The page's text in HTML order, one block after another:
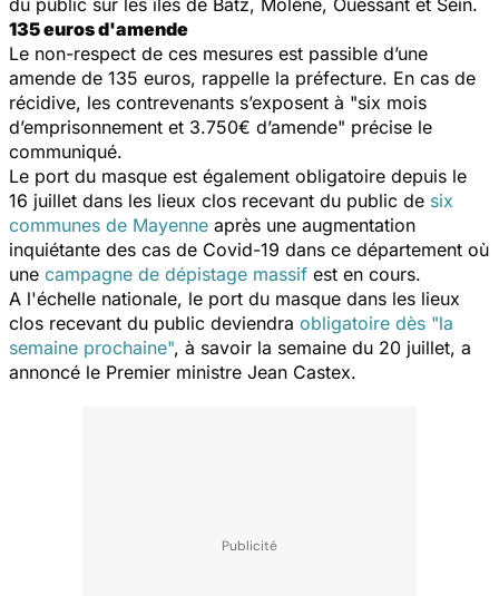
135 euros d'amende
Le non-respect de ces mesures est passible d’une
amende de 135 euros, rappelle la préfecture. En cas de
récidive, les contrevenants s’exposent à "six mois
d’emprisonnement et 3.750€ d’amende" précise le
communiqué.
Le port du masque est également obligatoire depuis le
16 juillet dans les lieux clos recevant du public de six
communes de Mayenne après une augmentation
inquiétante des cas de Covid-19 dans ce département où
une campagne de dépistage massif est en cours.
A l'échelle nationale, le port du masque dans les lieux
clos recevant du public deviendra obligatoire dès "la
semaine prochaine", à savoir la semaine du 20 juillet, a
annoncé le Premier ministre Jean Castex.